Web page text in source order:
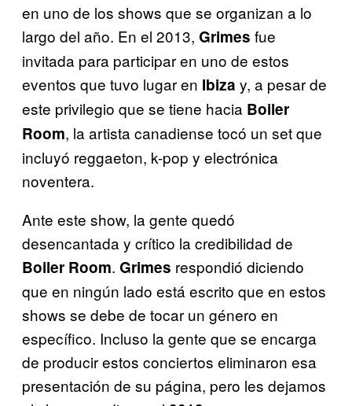
en uno de los shows que se organizan a lo
largo del año. En el 2013, Grimes fue
invitada para participar en uno de estos
eventos que tuvo lugar en Ibiza y, a pesar de
este privilegio que se tiene hacia Boiler
Room, la artista canadiense tocó un set que
incluyó reggaeton, k-pop y electrónica
noventera.
Ante este show, la gente quedó
desencantada y crítico la credibilidad de
Boiler Room. Grimes respondió diciendo
que en ningún lado está escrito que en estos
shows se debe de tocar un género en
específico. Incluso la gente que se encarga
de producir estos conciertos eliminaron esa
presentación de su página, pero les dejamos